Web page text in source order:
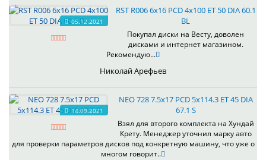
05.12.2021
RST R006 6x16 PCD 4x100 ET 50 DIA 60.1
BL
Покупал диски на Весту, доволен
дисками и интернет магазином.
Рекомендую...
Николай Арефьев
14.09.2021
NEO 728 7.5x17 PCD 5x114.3 ET 45 DIA
67.1 S
Взял для второго комплекта на Хундай
Крету. Менеджер уточнил марку авто
для проверки параметров дисков под конкретную машину, что уже о
многом говорит..